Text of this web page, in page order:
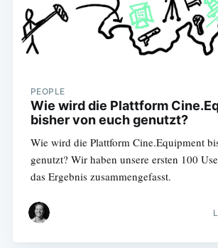
PEOPLE
Wie wird die Plattform
bisher von euch genutzt?
Wie wird die Plattform Cine.Equipment
genutzt? Wir haben unsere ersten 100
das Ergebnis zusammengefasst.